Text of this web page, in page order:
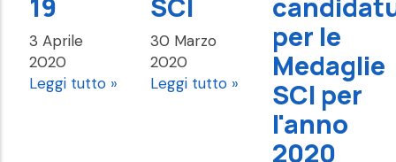
19
3 Aprile
2020
Leggi tutto »
SCI
30 Marzo
2020
Leggi tutto »
per le
Medaglie
SCI per
l'anno
2020